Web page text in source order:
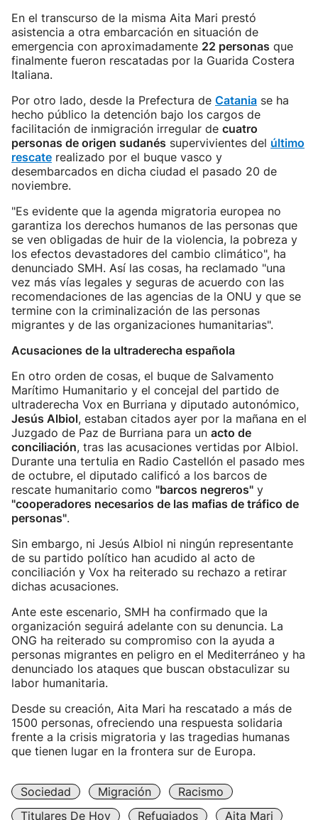
En el transcurso de la misma Aita Mari prestó
asistencia a otra embarcación en situación de
emergencia con aproximadamente 22 personas que
finalmente fueron rescatadas por la Guarida Costera
Italiana.
Por otro lado, desde la Prefectura de Catania se ha
hecho público la detención bajo los cargos de
facilitación de inmigración irregular de cuatro
personas de origen sudanés supervivientes del último
rescate realizado por el buque vasco y
desembarcados en dicha ciudad el pasado 20 de
noviembre.
"Es evidente que la agenda migratoria europea no
garantiza los derechos humanos de las personas que
se ven obligadas de huir de la violencia, la pobreza y
los efectos devastadores del cambio climático", ha
denunciado SMH. Así las cosas, ha reclamado "una
vez más vías legales y seguras de acuerdo con las
recomendaciones de las agencias de la ONU y que se
termine con la criminalización de las personas
migrantes y de las organizaciones humanitarias".
Acusaciones de la ultraderecha española
En otro orden de cosas, el buque de Salvamento
Marítimo Humanitario y el concejal del partido de
ultraderecha Vox en Burriana y diputado autonómico,
Jesús Albiol, estaban citados ayer por la mañana en el
Juzgado de Paz de Burriana para un acto de
conciliación, tras las acusaciones vertidas por Albiol.
Durante una tertulia en Radio Castellón el pasado mes
de octubre, el diputado calificó a los barcos de
rescate humanitario como "barcos negreros" y
"cooperadores necesarios de las mafias de tráfico de
personas".
Sin embargo, ni Jesús Albiol ni ningún representante
de su partido político han acudido al acto de
conciliación y Vox ha reiterado su rechazo a retirar
dichas acusaciones.
Ante este escenario, SMH ha confirmado que la
organización seguirá adelante con su denuncia. La
ONG ha reiterado su compromiso con la ayuda a
personas migrantes en peligro en el Mediterráneo y ha
denunciado los ataques que buscan obstaculizar su
labor humanitaria.
Desde su creación, Aita Mari ha rescatado a más de
1500 personas, ofreciendo una respuesta solidaria
frente a la crisis migratoria y las tragedias humanas
que tienen lugar en la frontera sur de Europa.
Sociedad Migración
Racismo
Titulares De Hoy
Refugiados Aita Mari